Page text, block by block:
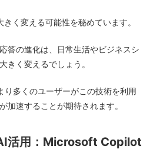
く変える可能性を秘めています。
答の進化は、日常生活やビジネスシ
きく変えるでしょう。
り多くのユーザーがこの技術を利用
加速することが期待されます。
活用：Microsoft Copilot